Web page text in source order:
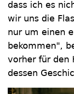
dass ich es
wir uns die
nur um einen
bekommen",
vorher für den
dessen